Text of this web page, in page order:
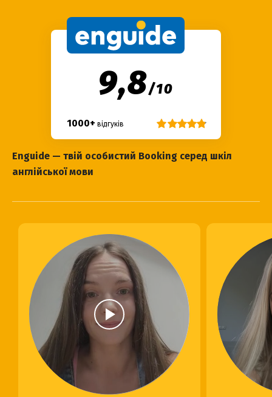
9,8/10
1000+ відгуків
Enguide — твій особистий Booking серед шкіл
англійської мови